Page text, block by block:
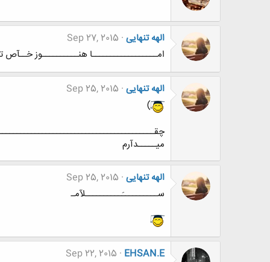
الهه تنهایی Sep 27, 2015
امــــــــــــــــــا هنــــــــــوز خــآص
الهه تنهایی Sep 25, 2015
)
میـــــدآرم
الهه تنهایی Sep 25, 2015
ســــــــــَــــــــــلآمـ
EHSAN.E
Sep 22, 2015